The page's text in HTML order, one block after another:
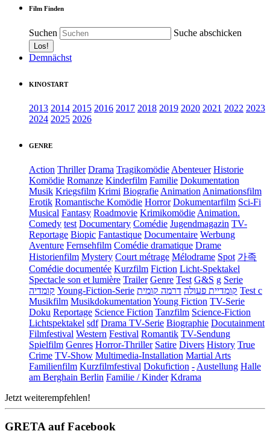
Film Finden
Suchen Suche abschicken
Demnächst
KINOSTART
2013 2014 2015 2016 2017 2018 2019 2020 2021 2022 2023
2024 2025 2026
GENRE
Action Thriller Drama Tragikomödie Abenteuer Historie
Komödie Romanze Kinderfilm Familie Dokumentation
Musik Kriegsfilm Krimi Biografie Animation Animationsfilm
Erotik Romantische Komödie Horror Dokumentarfilm Sci-Fi
Musical Fantasy Roadmovie Krimikomödie Animation.
Comedy test Documentary Comédie Jugendmagazin TV-
Reportage Biopic Fantastique Documentaire Werbung
Aventure Fernsehfilm Comédie dramatique Drame
Historienfilm Mystery Court métrage Mélodrame Spot 가족
Comédie documentée Kurzfilm Fiction Licht-Spektakel
Spectacle son et lumière Trailer Genre Test G&S g Serie
קומדיה Young-Fiction-Serie קומדיית פעולה דרמה קומית
Test c
Musikfilm Musikdokumentation Young Fiction TV-Serie
Doku Reportage Science Fiction Tanzfilm Science-Fiction
Lichtspektakel sdf Drama TV-Serie Biographie Docutainment
Filmfestival Western Festival Romantik TV-Sendung
Spielfilm Genres Horror-Thriller Satire Divers History True
Crime TV-Show Multimedia-Installation Martial Arts
Familienfilm Kurzfilmfestival Dokufiction - Austellung Halle
am Berghain Berlin Familie / Kinder Kdrama
Jetzt weiterempfehlen!
GRETA auf Facebook